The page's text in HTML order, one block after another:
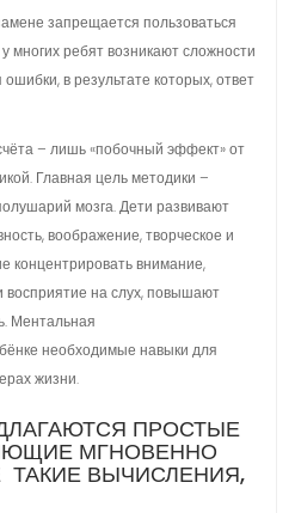
запрещается пользоваться
многих ребят возникают сложности
в результате которых, ответ
– лишь «побочный эффект» от
Главная цель методики –
мозга. Дети развивают
воображение, творческое и
концентрировать внимание,
на слух, повышают
Ментальная
необходимые навыки для
жизни.
ПРОСТЫЕ
МГНОВЕННО
ВЫЧИСЛЕНИЯ,